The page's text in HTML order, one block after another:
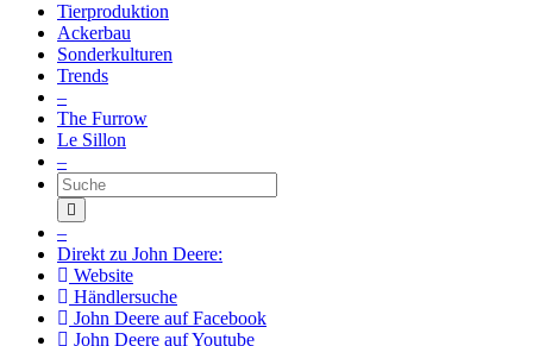
Tier­pro­duk­tion
Ackerbau
Sonder­kul­turen
Trends
–
The Furrow
Le Sillon
–
Suche
–
Direkt zu John Deere:
Website
Händ­ler­suche
John Deere auf Face­book
John Deere auf Youtube